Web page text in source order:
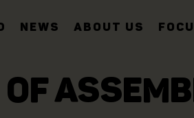
NEWS ABOUT US